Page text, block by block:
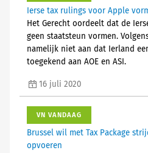
Ierse tax rulings voor Apple
Het Gerecht oordeelt dat de
geen staatsteun vormen.
namelijk niet aan dat Ierland
toegekend aan AOE en ASI.
16 juli 2020
VN VANDAAG
Brussel wil met Tax Package
opvoeren